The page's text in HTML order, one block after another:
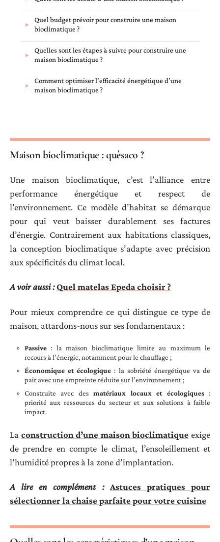
Quel budget prévoir pour construire une maison
bioclimatique ?
Quelles sont les étapes à suivre pour construire une
maison bioclimatique ?
Comment optimiser l’efficacité énergétique d’une
maison bioclimatique ?
Maison bioclimatique : quèsaco ?
Une maison bioclimatique, c’est l’alliance entre
performance énergétique et respect de
l’environnement. Ce modèle d’habitat se démarque
pour qui veut baisser durablement ses factures
d’énergie. Contrairement aux habitations classiques,
la conception bioclimatique s’adapte avec précision
aux spécificités du climat local.
A voir aussi :Quel matelas Epeda choisir ?
Pour mieux comprendre ce qui distingue ce type de
maison, attardons-nous sur ses fondamentaux :
Passive : la maison bioclimatique limite au maximum le
recours à l’énergie, notamment pour le chauffage ;
Économique et écologique : la sobriété énergétique va de
pair avec une empreinte réduite sur l’environnement ;
Construite avec desmatériaux locaux et écologiques:
priorité aux ressources du secteur et aux solutions à faible
impact.
La construction d’une maison bioclimatique exige
de prendre en compte le climat, l’ensoleillement et
l’humidité propres à la zone d’implantation.
A lire en complément : Astuces pratiques pour
sélectionner la chaise parfaite pour votre cuisine